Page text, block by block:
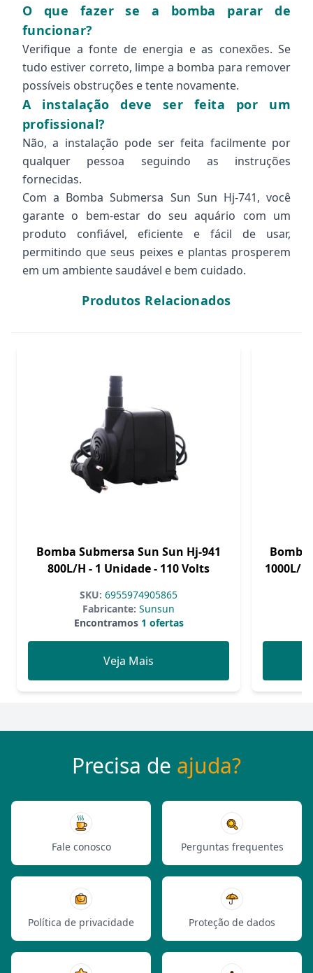
O que fazer se a bomba parar de
funcionar?
Verifique a fonte de energia e as conexões. Se
tudo estiver correto, limpe a bomba para remover
possíveis obstruções e tente novamente.
A instalação deve ser feita por um
profissional?
Não, a instalação pode ser feita facilmente por
qualquer pessoa seguindo as instruções
fornecidas.
Com a Bomba Submersa Sun Sun Hj-741, você
garante o bem-estar do seu aquário com um
produto confiável, eficiente e fácil de usar,
permitindo que seus peixes e plantas prosperem
em um ambiente saudável e bem cuidado.
Produtos Relacionados
Bomba Submersa Sun Sun Hj-941
800L/H - 1 Unidade - 110 Volts
SKU: 6955974905865
Fabricante: Sunsun
Encontramos1 ofertas
Veja Mais
Bomba
1000L/H
Precisa de ajuda?
Fale conosco Perguntas frequentes
Política de privacidade Proteção de dados